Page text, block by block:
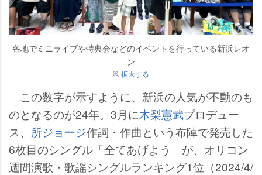
各地でミニライブや特典会などのイベントを行っている新浜レオ
ン
拡大する
この数字が示すように、新浜の人気が不動のも
のとなるのが24年。3月に木梨憲武プロデュー
ス、 所ジョージ作詞・作曲という布陣で発売した
6枚目のシングル「全てあげよう」が、オリコン
週間演歌・歌謡シングルランキング1位（2024/4/